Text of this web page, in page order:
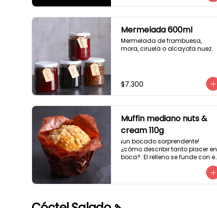
Mermelada 600ml
Mermelada de frambuesa,
mora, ciruela o alcayota nuez.
$7.300
Muffin mediano nuts &
cream 110g
¡un bocado sorprendente!
¿cómo describir tanto placer en
boca?. El relleno se funde con el
potencia su masa exquisita.